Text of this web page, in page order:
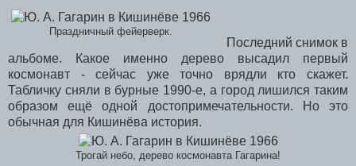
Праздничный фейерверк.
Последний снимок в
альбоме. Какое именно дерево высадил первый
космонавт - сейчас уже точно врядли кто скажет.
Табличку сняли в бурные 1990-е, а город лишился таким
образом ещё одной достопримечательности. Но это
обычная для Кишинёва история.
Трогай небо, дерево космонавта Гагарина!